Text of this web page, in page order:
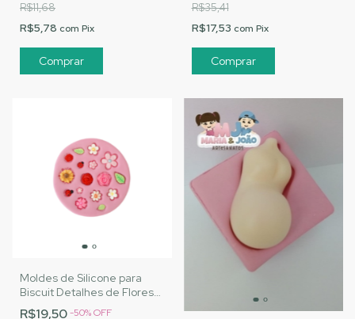
R$11,68
R$5,78 com Pix
R$35,41
R$17,53 com Pix
Moldes de Silicone para
Biscuit Detalhes de Flores
|Cód. 2662
R$19,50-50%OFF